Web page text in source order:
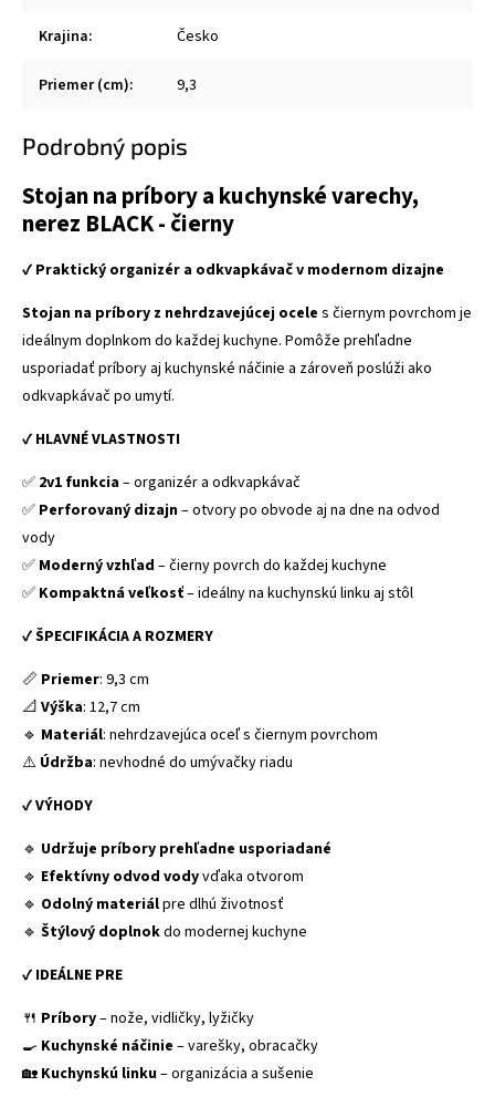
Krajina: Česko
Priemer (cm): 9,3
Podrobný popis
Stojan na príbory a kuchynské varechy,
nerez BLACK - čierny
✔ Praktický organizér a odkvapkávač v modernom dizajne
Stojan na príbory z nehrdzavejúcej ocele s čiernym povrchom je
ideálnym doplnkom do každej kuchyne. Pomôže prehľadne
usporiadať príbory aj kuchynské náčinie a zároveň poslúži ako
odkvapkávač po umytí.
✔ HLAVNÉ VLASTNOSTI
✅ 2v1 funkcia– organizér a odkvapkávač
✅ Perforovaný dizajn– otvory po obvode aj na dne na odvod
vody
✅ Moderný vzhľad – čierny povrch do každej kuchyne
✅ Kompaktná veľkosť– ideálny na kuchynskú linku aj stôl
✔ŠPECIFIKÁCIA A ROZMERY
📏 Priemer: 9,3 cm
📐 Výška: 12,7 cm
🔹 Materiál: nehrdzavejúca oceľ s čiernym povrchom
⚠️ Údržba: nevhodné do umývačky riadu
✔VÝHODY
🔹 Udržuje príbory prehľadne usporiadané
🔹 Efektívny odvod vodyvďaka otvorom
🔹 Odolný materiálpre dlhú životnosť
🔹 Štýlový doplnokdo modernej kuchyne
✔ IDEÁLNE PRE
🍴 Príbory– nože, vidličky, lyžičky
🍳 Kuchynské náčinie – varešky, obracačky
🏡 Kuchynskú linku– organizácia a sušenie